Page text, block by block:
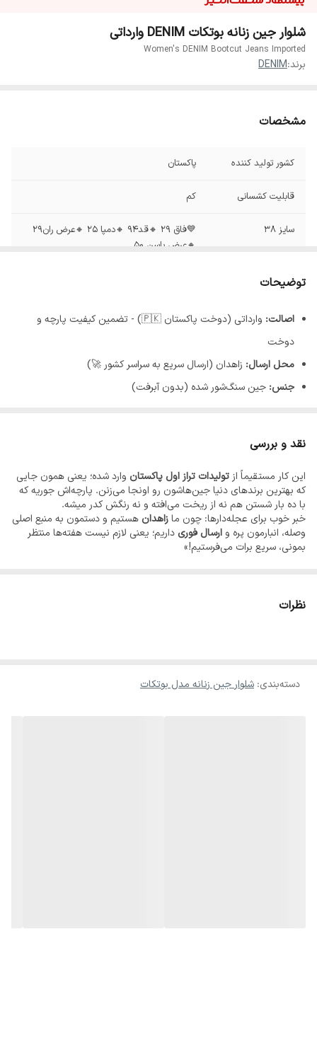
شلوار جین زنانه بوتکات DENIM وارداتی
Women's DENIM Bootcut Jeans Imported
برند:DENIM
مشخصات
کشور تولید کننده پاکستان
قابلیت کشسانی کم
سایز 38
💙فاق ۲۹ 🔸قد۹۴ 🔸دمپا ۲۵ 🔸عرض ران۲۹
🔸عرض باسن ۵۰
سایز40
توضیحات
اصالت:
وارداتی (دوخت پاکستان 🇵🇰) - تضمین کیفیت پارچه و
دوخت
محل ارسال: زاهدان (ارسال سریع به سراسر کشور 🚀)
جنس: جین سنگ‌شور شده (بدون آبرفت)
نقد و بررسی
این کار مستقیماً ازتولیدات تراز اول پاکستان وارد شده؛ یعنی همون جایی
که بهترین برندهای دنیا جین‌هاشون رو اونجا می‌زنن. پارچه‌اش جوریه که
با ده بار شستن هم نه از ریخت می‌افته و نه رنگش کدر میشه.
خبر خوب برای عجله‌دارها: چون مازاهدان هستیم و دستمون به منبع اصلی
وصله، انبارمون پره و ارسال فوری داریم؛ یعنی لازم نیست هفته‌ها منتظر
بمونی، سریع برات می‌فرستیم!»
نظرات
دسته‌بندی: شلوار جین زنانه مدل بوتکات